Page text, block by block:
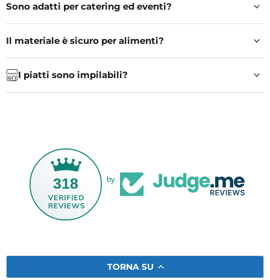
Sono adatti per catering ed eventi?
Il materiale è sicuro per alimenti?
I piatti sono impilabili?
318 by
TORNA SU